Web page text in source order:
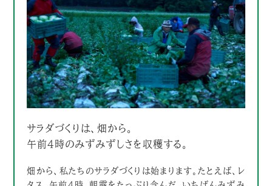
サラダづくりは、畑から。
午前4時のみずみずしさを収穫する。
畑から、私たちのサラダづくりは始まります。たとえば、レ